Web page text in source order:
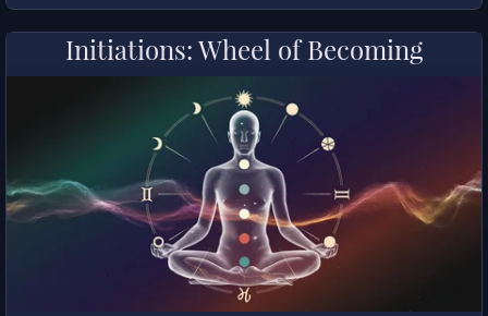
Initiations: Wheel of Becoming